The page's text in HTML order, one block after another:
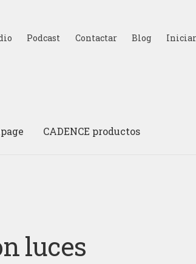
Podcast Contactar Blog
CADENCE productos
luces